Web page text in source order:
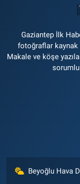
Gaziantep İlk
fotoğraflar kaynak
Makale ve köşe
Beyoğlu Hava